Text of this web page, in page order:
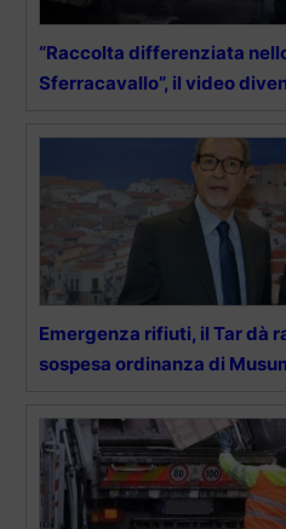
“Raccolta differenziata
Sferracavallo”, il video
Emergenza rifiuti, il Tar dà
sospesa ordinanza di